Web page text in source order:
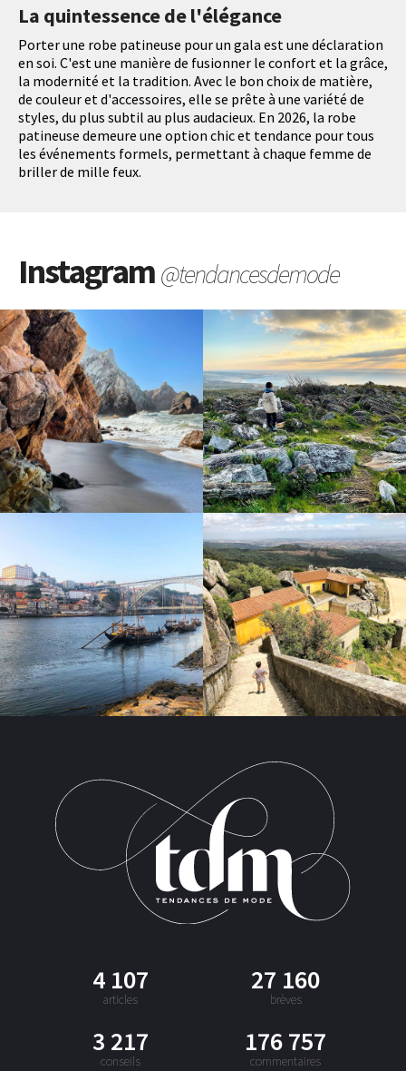
La quintessence de l'élégance
Porter une robe patineuse pour un gala est une déclaration
en soi. C'est une manière de fusionner le confort et la grâce,
la modernité et la tradition. Avec le bon choix de matière,
de couleur et d'accessoires, elle se prête à une variété de
styles, du plus subtil au plus audacieux. En 2026, la robe
patineuse demeure une option chic et tendance pour tous
les événements formels, permettant à chaque femme de
briller de mille feux.
Instagram@tendancesdemode
4 107
articles
27 160
brèves
3 217
conseils
176 757
commentaires